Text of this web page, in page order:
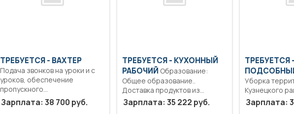
ТРЕБУЕТСЯ - ВАХТЕР
Подача звонков на уроки и с
уроков, обеспечение
пропускного...
Зарплата: 38 700 руб.
ТРЕБУЕТСЯ - КУХОННЫЙ
РАБОЧИЙ
Общее образование..
Доставка продуктов из
кладовой на пищеблок;...
Зарплата: 35 222 руб.
ТРЕБУЕТСЯ -
Уборка
Кузнецкого
рабочий
рабочая
Зарплата: